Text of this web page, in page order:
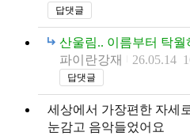
답댓글
산울림.. 이름부터 탁월
파이란강재
26.05.14
답댓글
세상에서 가장편한 자세
눈감고 음악들었어요